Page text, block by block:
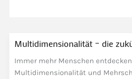
Multidimensionalität – die
Immer mehr Menschen
Multidimensionalität und